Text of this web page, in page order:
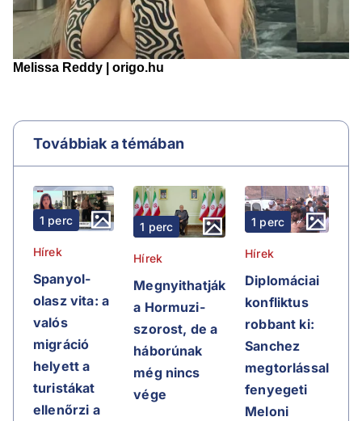
Továbbiak a témában
1 perc
Hírek
Spanyol-
olasz vita: a
valós
migráció
helyett a
turistákat
ellenőrzi a
1 perc
Hírek
Megnyithatják
a Hormuzi-
szorost, de a
háborúnak
még nincs
vége
1 perc
Hírek
Diplomáciai
konfliktus
robbant ki:
Sanchez
megtorlással
fenyegeti
Meloni